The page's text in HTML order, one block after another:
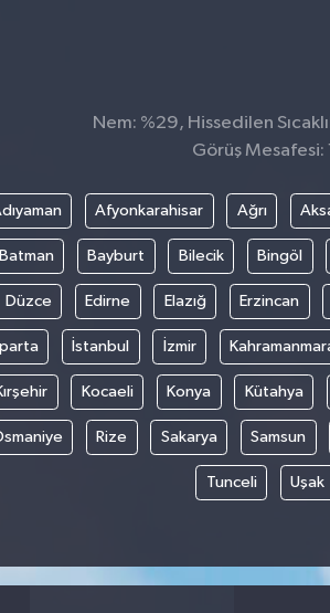
Nem: %29, Hissedilen
Görüş Mesafesi:
Afyonkarahisar Ağrı
Batman Bayburt Bilecik Bingöl
Düzce Edirne Elazığ Erzincan
İstanbul İzmir
Kocaeli Konya Kütahya
Rize Sakarya Samsun
Tunceli Uşak